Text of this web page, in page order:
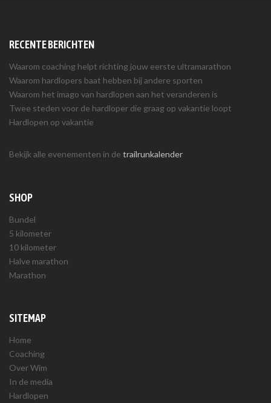
RECENTE BERICHTEN
Waarom coaching helpt richting jouw eerste ultramarathon
Waarom hardlopers baat hebben bij andere sporten
Waarom het imago van hardlopen aan het veranderen is
Twee steden voor de hardloper die graag op vakantie loopt
Hardlopen op vakantie
Bekijk alle evenementen in de trailrunkalender
SHOP
Bundel
5 kilometer
10 kilometer
Halve marathon
Marathon
SITEMAP
Home
Coaching
Over Wim
In de media
Hardlopen